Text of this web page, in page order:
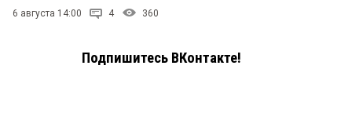
6 августа 14:00 4 360
Подпишитесь ВКонтакте!